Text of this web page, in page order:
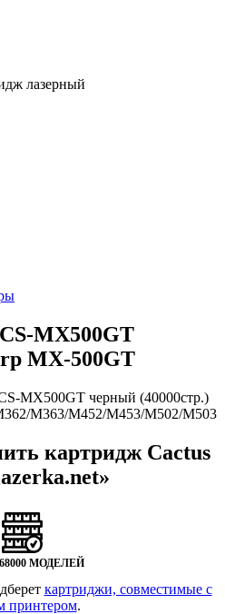
лазерный
MX500GT
MX-500GT
MX500GT черный (40000стр.)
M363/M452/M453/M502/M503
картридж Cactus
МОДЕЛЕЙ
картриджи, совместимые с
принтером.